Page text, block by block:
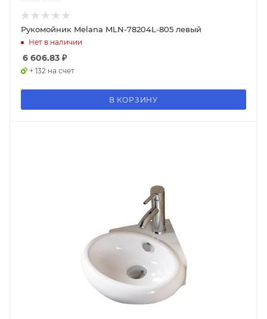
Рукомойник Melana MLN-78204L-805 левый
Нет в наличии
6 606.83 ₽
+ 132 на счет
В КОРЗИНУ